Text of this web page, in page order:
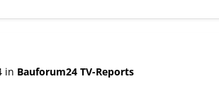
in Bauforum24 TV-Reports